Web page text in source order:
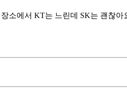
소에서 KT는 느린데 SK는 괜찮아